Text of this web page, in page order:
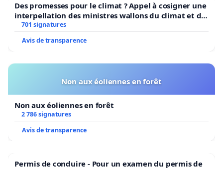
Des promesses pour le climat ? Appel à cosigner une
interpellation des ministres wallons du climat et de
l’environnement.
701 signatures
Avis de transparence
Non aux éoliennes en forêt
Non aux éoliennes en forêt
2 786 signatures
Avis de transparence
Permis de conduire - Pour un examen du permis de